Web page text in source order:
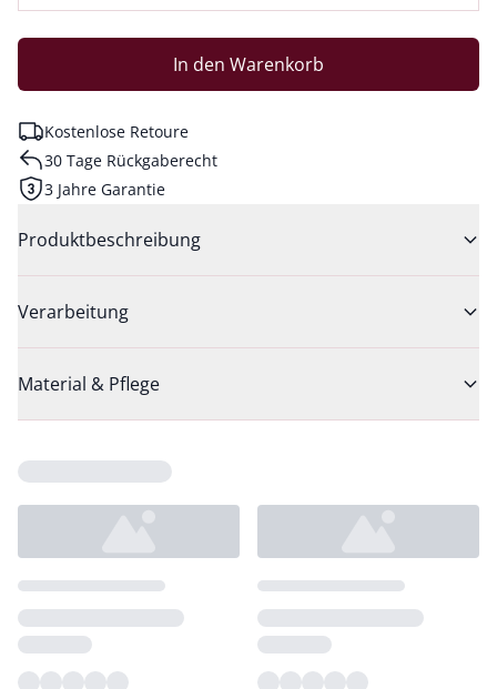
In den Warenkorb
Kostenlose Retoure
30 Tage Rückgaberecht
3 Jahre Garantie
Produktbeschreibung
Verarbeitung
Material & Pflege